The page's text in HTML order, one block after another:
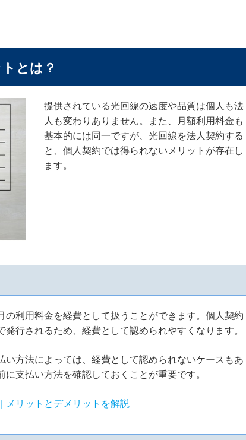
とは？
提供されている光回線の速度や品質は個人も法
人も変わりありません。また、月額利用料金も
基本的には同一ですが、光回線を法人契約する
と、個人契約では得られないメリットが存在し
ます。
利用料金を経費として扱うことができます。個人契約
行されるため、経費として認められやすくなります。
い方法によっては、経費として認められないケースもあ
支払い方法を確認しておくことが重要です。
メリットとデメリットを解説